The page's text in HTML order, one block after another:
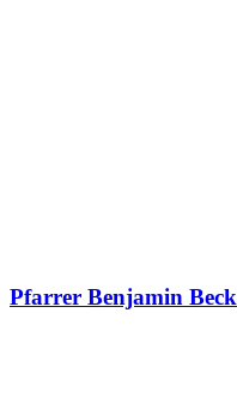
Pfarrer Benjamin Beck